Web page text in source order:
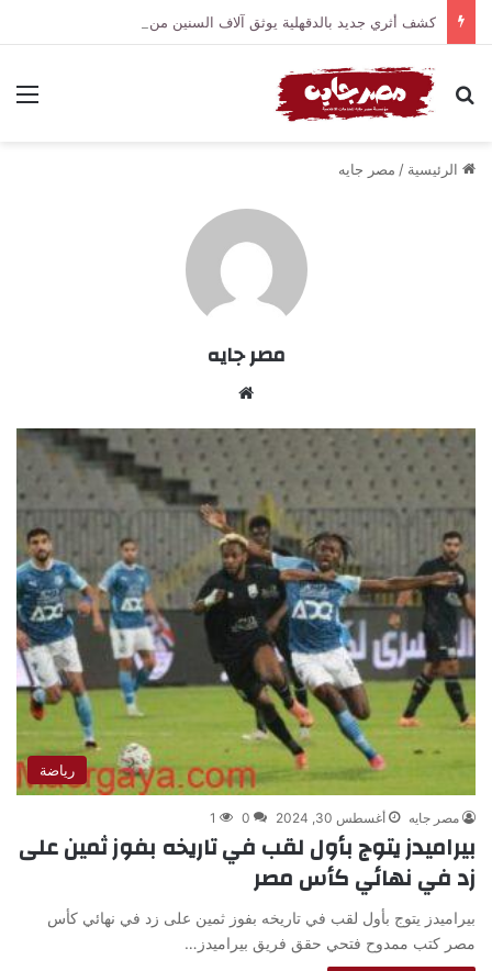
بحث عن
الرئيسية / مصر جايه
مصر جايه
رياضة
مصر جايه أغسطس 30, 2024 0
1
بيراميدز يتوج بأول لقب في تاريخه بفوز ثمين على
زد في نهائي كأس مصر
بيراميدز يتوج بأول لقب في تاريخه بفوز ثمين على زد في نهائي كأس
مصر كتب ممدوح فتحي حقق فريق بيراميدز…